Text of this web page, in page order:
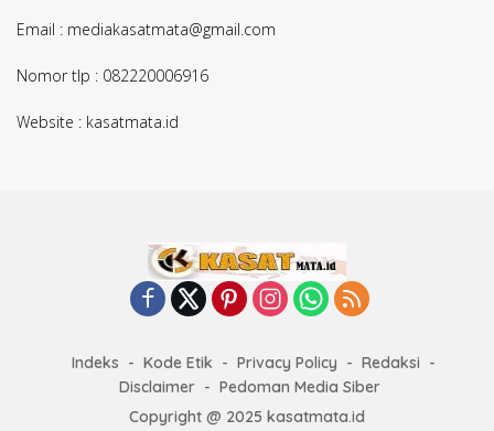
Email : mediakasatmata@gmail.com
Nomor tlp : 082220006916
Website : kasatmata.id
Indeks Kode Etik Privacy Policy
Redaksi
Disclaimer
Pedoman Media Siber
Copyright @ 2025 kasatmata.id